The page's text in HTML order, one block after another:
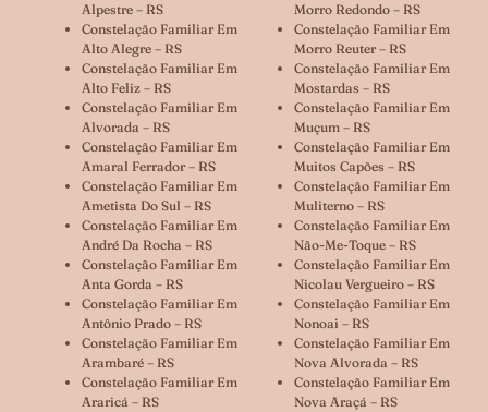
Alpestre – RS
Constelação Familiar Em
Alto Alegre – RS
Constelação Familiar Em
Alto Feliz – RS
Constelação Familiar Em
Alvorada – RS
Constelação Familiar Em
Amaral Ferrador – RS
Constelação Familiar Em
Ametista Do Sul – RS
Constelação Familiar Em
André Da Rocha – RS
Constelação Familiar Em
Anta Gorda – RS
Constelação Familiar Em
Antônio Prado – RS
Constelação Familiar Em
Arambaré – RS
Constelação Familiar Em
Araricá – RS
Morro Redondo – RS
Constelação Familiar Em
Morro Reuter – RS
Constelação Familiar Em
Mostardas – RS
Constelação Familiar Em
Muçum – RS
Constelação Familiar Em
Muitos Capões – RS
Constelação Familiar Em
Muliterno – RS
Constelação Familiar Em
Não-Me-Toque – RS
Constelação Familiar Em
Nicolau Vergueiro – RS
Constelação Familiar Em
Nonoai – RS
Constelação Familiar Em
Nova Alvorada – RS
Constelação Familiar Em
Nova Araçá – RS